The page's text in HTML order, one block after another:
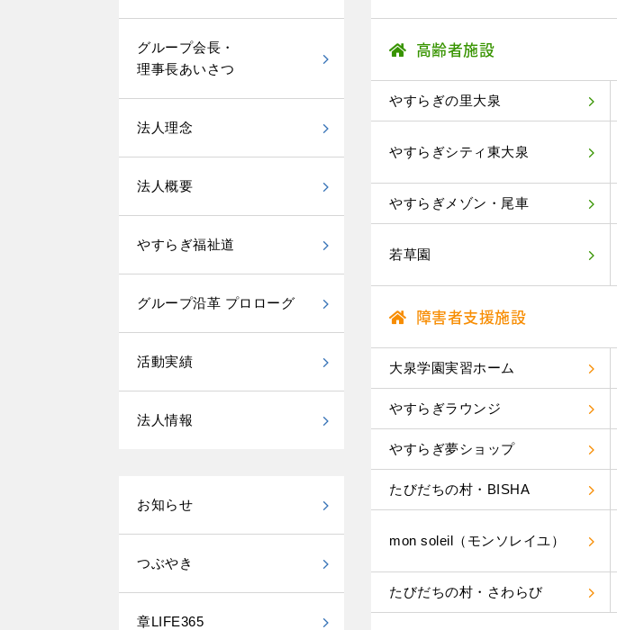
グループ会長・
理事長あいさつ
法人理念
法人概要
やすらぎ福祉道
グループ沿革 プロローグ
活動実績
法人情報
お知らせ
つぶやき
章LIFE365
高齢者施設
やすらぎの里大泉
やすらぎシティ東大泉
やすらぎメゾン・尾車
若草園
障害者支援施設
大泉学園実習ホーム
やすらぎラウンジ
やすらぎ夢ショップ
たびだちの村・BISHA
mon soleil（モンソレイユ）
たびだちの村・さわらび